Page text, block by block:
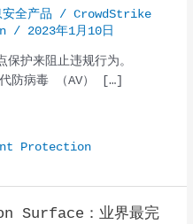
安全产品 /CrowdStrike
/ 2023年1月10日
护来阻止违规行为。
防病毒 （AV） […]
Protection
Surface：业界最完